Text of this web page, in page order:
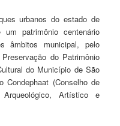
urbanos do estado de
patrimônio centenário
âmbitos municipal, pelo
do Patrimônio
do Município de São
Condephaat (Conselho de
Artístico e